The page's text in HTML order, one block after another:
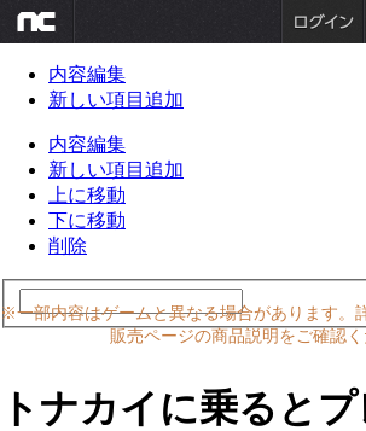
内容編集
新しい項目追加
内容編集
新しい項目追加
上に移動
下に移動
削除
※一部内容はゲームと異なる場合があります。
販売ページの商品説明をご確認く
トナカイに乗ると